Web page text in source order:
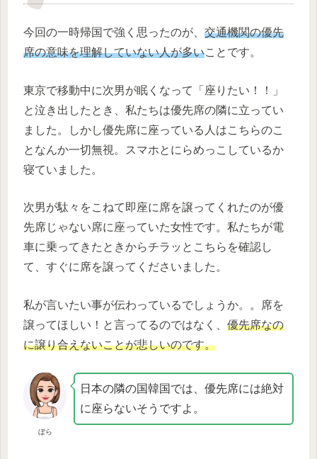
今回の一時帰国で強く思ったのが、 交通機関の優先
席の意味を理解していない人が多いことです。
東京で移動中に次男が眠くなって「座りたい！！」
と泣き出したとき、私たちは優先席の隣に立ってい
ました。しかし優先席に座っている人はこちらのこ
となんか一切無視。スマホとにらめっこしているか
寝ていました。
次男が駄々をこねて即座に席を譲ってくれたのが優
先席じゃない席に座っていた女性です。私たちが電
車に乗ってきたときからチラッとこちらを確認し
て、すぐに席を譲ってくださいました。
私が言いたい事が伝わっているでしょうか。。席を
譲ってほしい！と言ってるのではなく、 優先席なの
に譲り合えないことが悲しいのです。
ぼら
日本の隣の国韓国では、優先席には絶対
に座らないそうですよ。